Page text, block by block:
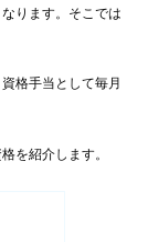
ります。そこでは
格手当として毎月
を紹介します。